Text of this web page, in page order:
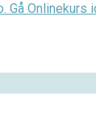
Gå Onlinekurs